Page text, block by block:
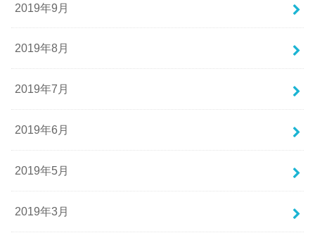
2019年9月
2019年8月
2019年7月
2019年6月
2019年5月
2019年3月